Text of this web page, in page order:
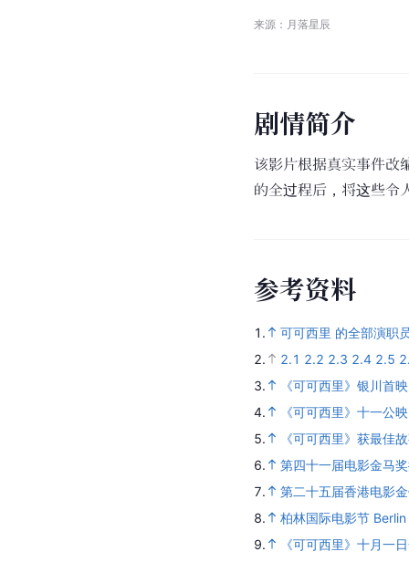
来源：月落星辰
剧情简介
该影片根据真实事件改
的全过程后，将这些令
参考资料
1.
可可西里 的全部演职
2.
2.1 2.2 2.3 2.4 2.5
3.
《可可西里》银川首
4.
《可可西里》十一公
5.
《可可西里》获最佳
6.
第四十一届电影金马
7.
第二十五届香港电影
8.
柏林国际电影节
9.
《可可西里》十月一